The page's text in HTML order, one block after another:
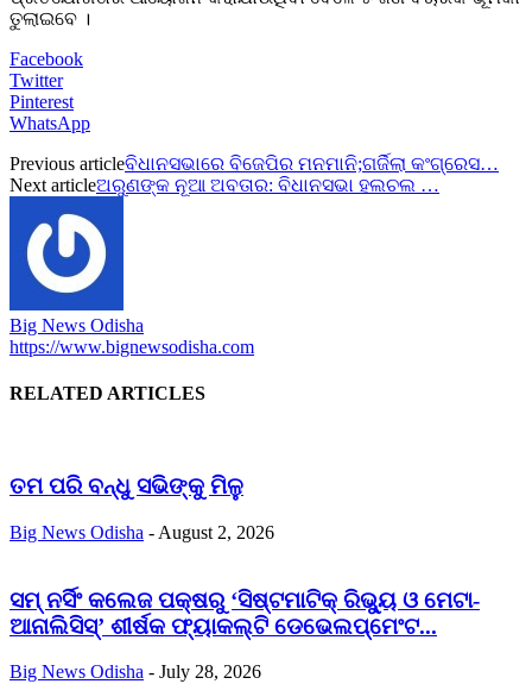
ତୁଲାଇବେ ।
Facebook
Twitter
Pinterest
WhatsApp
Previous articleବିଧାନସଭାରେ ବିଜେପିର ମନମାନି;ଗର୍ଜିଲା କଂଗ୍ରେସ…
Next articleଅରୁଣଙ୍କ ନୂଆ ଅବତାର: ବିଧାନସଭା ହଲଚଲ …
Big News Odisha
https://www.bignewsodisha.com
RELATED ARTICLES
ତମ ପରି ବନ୍ଧୁ ସଭିଙ୍କୁ ମିଳୁ
Big News Odisha - August 2, 2026
ସମ୍ ନର୍ସିଂ କଲେଜ ପକ୍ଷରୁ ‘ସିଷ୍ଟମାଟିକ୍ ରିଭ୍ୟୁ ଓ ମେଟା-
ଆନାଲିସିସ୍‌’ ଶୀର୍ଷକ ଫ୍ୟାକଲ୍ଟି ଡେଭେଲପ୍‌ମେଂଟ...
Big News Odisha - July 28, 2026